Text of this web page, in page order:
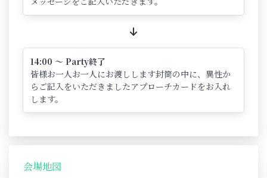
14:00 ～ Party終了
皆様お一人お一人にお渡しします封筒の中に、異性か
らご記入をいただきましたアプローチカードをお入れ
します。
会場地図